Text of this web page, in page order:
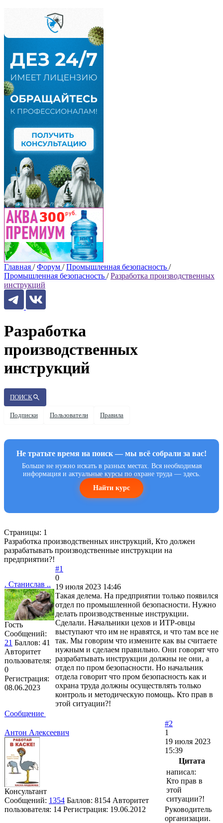
Главная / Форум / Промышленная безопасность /
Промышленная безопасность / Разработка производственных
инструкций
Разработка
производственных
инструкций
ПОИСК
Подписки Пользователи Правила
Не тратьте время на поиск — мы всё собрали за вас!
Больше не нужно искать в разных местах. Вся необходимая
информация и актуальные курсы по охране труда — здесь.
Найти курс
Страницы: 1
Разработка производственных инструкций, Кто должен
разрабатывать производственные инструкции на
предприятии?!
. Станислав ..
Гость
Сообщений:
21 Баллов: 41
Авторитет
пользователя:
0
Регистрация:
08.06.2023
#1
0
19 июля 2023 14:46
Такая делема. На предприятии только появился
отдел по промышленной безопасности. Нужно
делать производственные инструкции.
Сделали. Начальники цехов и ИТР-овцы
выступают что им не нравятся, и что там все не
так. Мы говорим что измените как вы считаете
нужным и сделаем правильно. Они говорят что
разрабатывать инструкции должны не они, а
отдел по пром безопасности. Но начальник
отдела говорит что пром безопасность как и
охрана труда должны осуществлять только
контроль и методическую помощь. Кто прав в
этой ситуации?!
Сообщение
Антон Алексеевич
Консультант
Сообщений: 1354 Баллов: 8154 Авторитет
пользователя: 14 Регистрация: 19.06.2012
#2
1
19 июля 2023
15:39
Цитата
написал:
Кто прав в
этой
ситуации?!
Руководитель
организации.